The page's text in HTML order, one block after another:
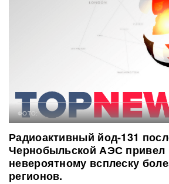
ФОТО:
Радиоактивный йод-131
Чернобыльской АЭС привел
невероятному всплеску
регионов.